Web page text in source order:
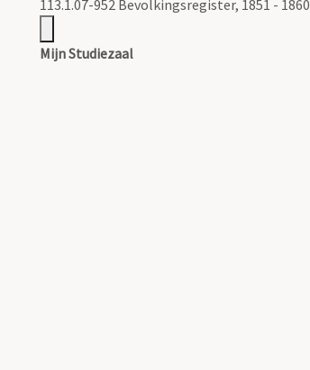
113.1.07-952 Bevolkingsregister, 1851 - 1860
Mijn Studiezaal